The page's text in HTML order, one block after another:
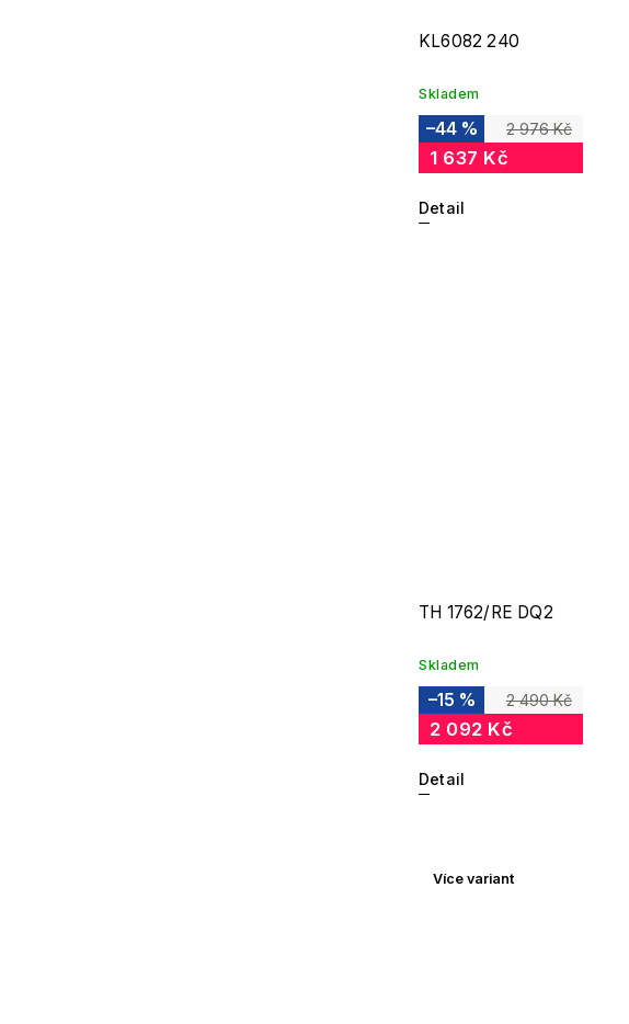
KL6082 240
Skladem
2 976 Kč
–44 %
1 637 Kč
Detail
TH 1762/RE DQ2
Skladem
2 490 Kč
–15 %
2 092 Kč
Detail
Více variant